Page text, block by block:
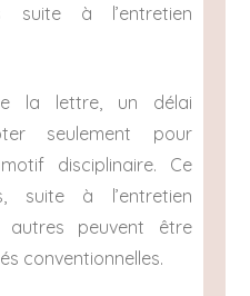
suite à l’entretien
la lettre, un délai
seulement pour
disciplinaire. Ce
suite à l’entretien
autres peuvent être
conventionnelles.